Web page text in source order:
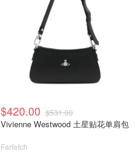
$420.00 $531.00
Vivienne Westwood 土星贴花单肩包
Farfetch